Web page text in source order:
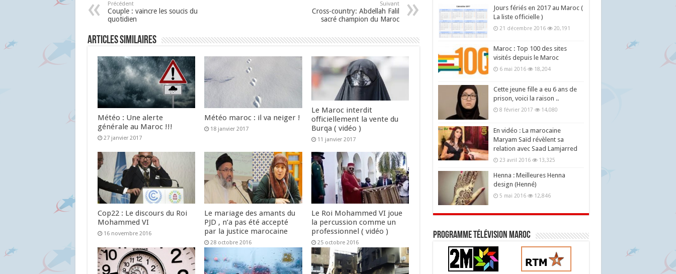
Précédent
Couple : vaincre les soucis du
quotidien
Suivant
Cross-country: Abdellah Falil
sacré champion du Maroc
Articles similaires
Météo : Une alerte
générale au Maroc !!!
27 janvier 2017
Météo maroc : il va neiger !
18 janvier 2017
Le Maroc interdit
officiellement la vente du
Burqa ( vidéo )
11 janvier 2017
Cop22 : Le discours du Roi
Mohammed VI
16 novembre 2016
Le mariage des amants du
PJD , n’a pas été accepté
par la justice marocaine
28 octobre 2016
Le Roi Mohammed VI joue
la percussion comme un
professionnel ( vidéo )
25 octobre 2016
Jours fériés en 2017 au Maroc (
La liste officielle )
21 décembre 2016 20,191
Maroc : Top 100 des sites
visités depuis le Maroc
6 mai 2016 18,204
Cette jeune fille a eu 6 ans de
prison, voici la raison ..
8 février 2017 14,080
En vidéo : La marocaine
Maryam Saïd révèlent sa
relation avec Saad Lamjarred
23 avril 2016 13,325
Henna : Meilleures Henna
design (Henné)
5 mai 2016 12,846
Programme télévision maroc